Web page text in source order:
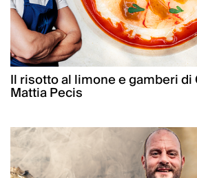
Il risotto al limone e gamberi di
Mattia Pecis